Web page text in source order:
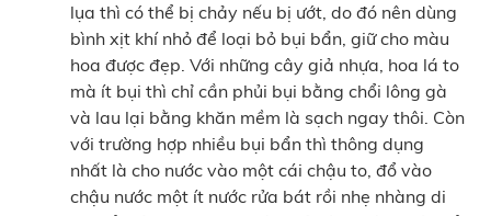
lụa thì có thể bị chảy nếu bị ướt, do đó nên dùng
bình xịt khí nhỏ để loại bỏ bụi bẩn, giữ cho màu
hoa được đẹp. Với những cây giả nhựa, hoa lá to
mà ít bụi thì chỉ cần phủi bụi bằng chổi lông gà
và lau lại bằng khăn mềm là sạch ngay thôi. Còn
với trường hợp nhiều bụi bẩn thì thông dụng
nhất là cho nước vào một cái chậu to, đổ vào
chậu nước một ít nước rửa bát rồi nhẹ nhàng di